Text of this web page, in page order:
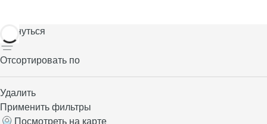
вернуться
Отсортировать по
Удалить
Применить фильтры
Посмотреть на карте